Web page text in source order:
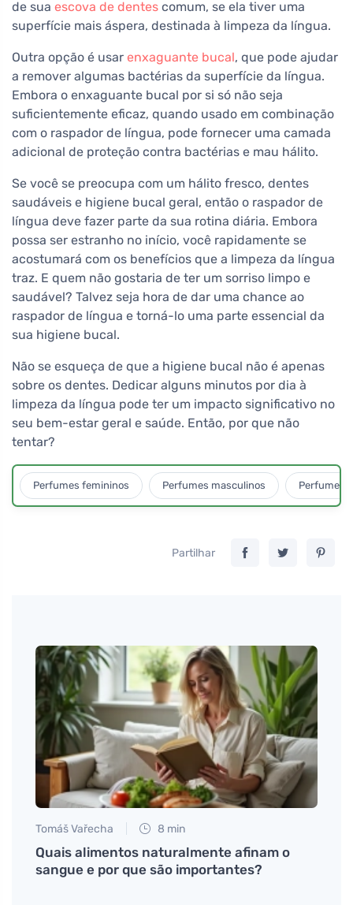
de sua escova de dentes comum, se ela tiver uma
superfície mais áspera, destinada à limpeza da língua.
Outra opção é usar enxaguante bucal, que pode ajudar
a remover algumas bactérias da superfície da língua.
Embora o enxaguante bucal por si só não seja
suficientemente eficaz, quando usado em combinação
com o raspador de língua, pode fornecer uma camada
adicional de proteção contra bactérias e mau hálito.
Se você se preocupa com um hálito fresco, dentes
saudáveis e higiene bucal geral, então o raspador de
língua deve fazer parte da sua rotina diária. Embora
possa ser estranho no início, você rapidamente se
acostumará com os benefícios que a limpeza da língua
traz. E quem não gostaria de ter um sorriso limpo e
saudável? Talvez seja hora de dar uma chance ao
raspador de língua e torná-lo uma parte essencial da
sua higiene bucal.
Não se esqueça de que a higiene bucal não é apenas
sobre os dentes. Dedicar alguns minutos por dia à
limpeza da língua pode ter um impacto significativo no
seu bem-estar geral e saúde. Então, por que não
tentar?
Perfumes femininos Perfumes masculinos Perfumes
Partilhar
Tomáš Vařecha 8 min
Quais alimentos naturalmente afinam o
sangue e por que são importantes?